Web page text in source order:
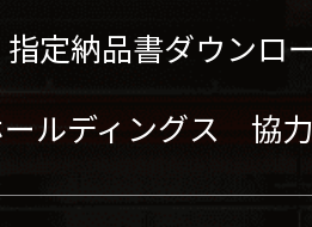
定納品書ダウンロ
ールディングス 協